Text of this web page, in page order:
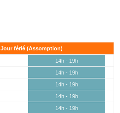
Jour férié (Assomption)
14h - 19h
14h - 19h
14h - 19h
14h - 19h
14h - 19h